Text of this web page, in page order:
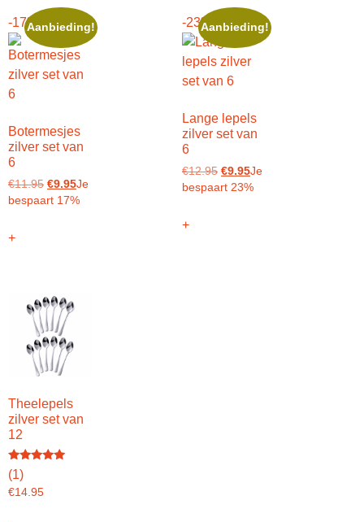
-17%Aanbieding!
Botermesjes
zilver set van
6
€11.95 €9.95Je
bespaart 17%
+
-23%Aanbieding!
Lange lepels
zilver set van
6
€12.95 €9.95Je
bespaart 23%
+
Theelepels
zilver set van
12
Gewaardeerd
5.00
uit 5
(1)
€14.95